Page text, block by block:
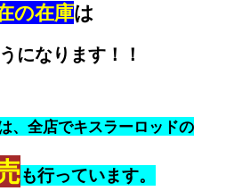
の在庫は
になります！！
、全店でキスラーロッドの
も行っています。